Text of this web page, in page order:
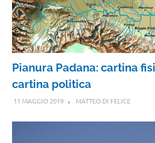
Pianura Padana: cartina
cartina politica
11 MAGGIO 2019 MATTEO DI FELICE